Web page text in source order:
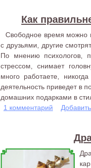
Как
Свободное время можно
с друзьями, другие
По мнению психологов,
стрессом, снимает
много работаете,
деятельность приведет в
домашних подарками в
1 комментарий